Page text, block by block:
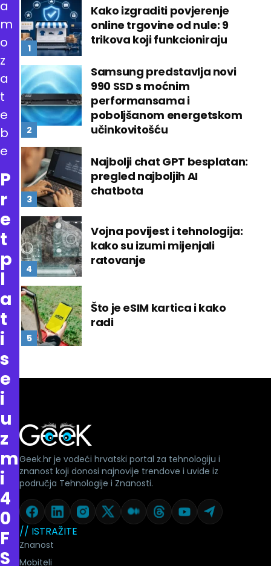
Kako izgraditi povjerenje
online trgovine od nule: 9
trikova koji funkcioniraju
Samsung predstavlja novi
990 SSD s moćnim
performansama i
poboljšanom energetskom
učinkovitošću
Najbolji chat GPT besplatan:
pregled najboljih AI
chatbota
Vojna povijest i tehnologija:
kako su izumi mijenjali
ratovanje
Što je eSIM kartica i kako
radi
a
m
o
z
a
t
e
b
e
P
r
e
t
p
l
a
t
i
s
e
i
u
z
m
i
4
0
F
S
// ISTRAŽITE
Znanost
Mobiteli
Geek.hr je vodeći hrvatski portal za tehnologiju i
znanost koji donosi najnovije trendove i uvide iz
područja Tehnologije i Znanosti.